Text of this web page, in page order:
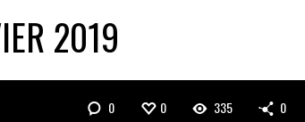
2019
0 0 335 0